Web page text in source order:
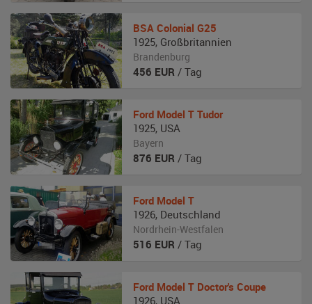
BSA Colonial G25
1925, Großbritannien
Brandenburg
456 EUR / Tag
Ford Model T Tudor
1925, USA
Bayern
876 EUR / Tag
Ford Model T
1926, Deutschland
Nordrhein-Westfalen
516 EUR / Tag
Ford Model T Doctor's Coupe
1926, USA